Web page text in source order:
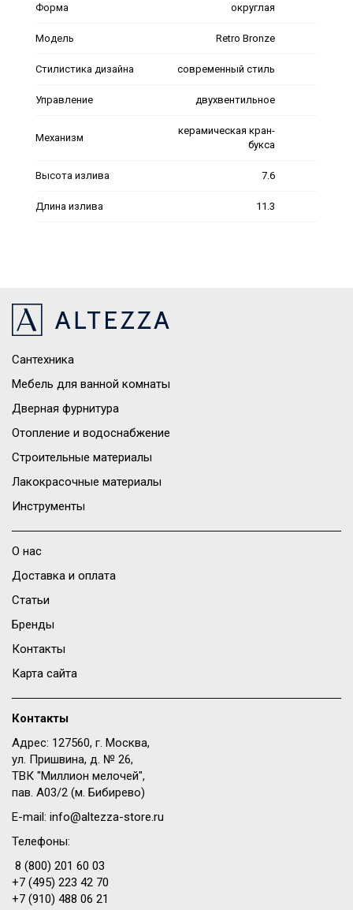
Форма округлая
Модель Retro Bronze
Стилистика дизайна современный стиль
Управление двухвентильное
Механизм
керамическая кран-
букса
Высота излива 7.6
Длина излива 11.3
Сантехника
Мебель для ванной комнаты
Дверная фурнитура
Отопление и водоснабжение
Строительные материалы
Лакокрасочные материалы
Инструменты
О нас
Доставка и оплата
Статьи
Бренды
Контакты
Карта сайта
Контакты
Адрес: 127560, г. Москва,
ул. Пришвина, д. № 26,
ТВК "Миллион мелочей",
пав. A03/2 (м. Бибирево)
E-mail: info@altezza-store.ru
Телефоны:
8 (800) 201 60 03
+7 (495) 223 42 70
+7 (910) 488 06 21